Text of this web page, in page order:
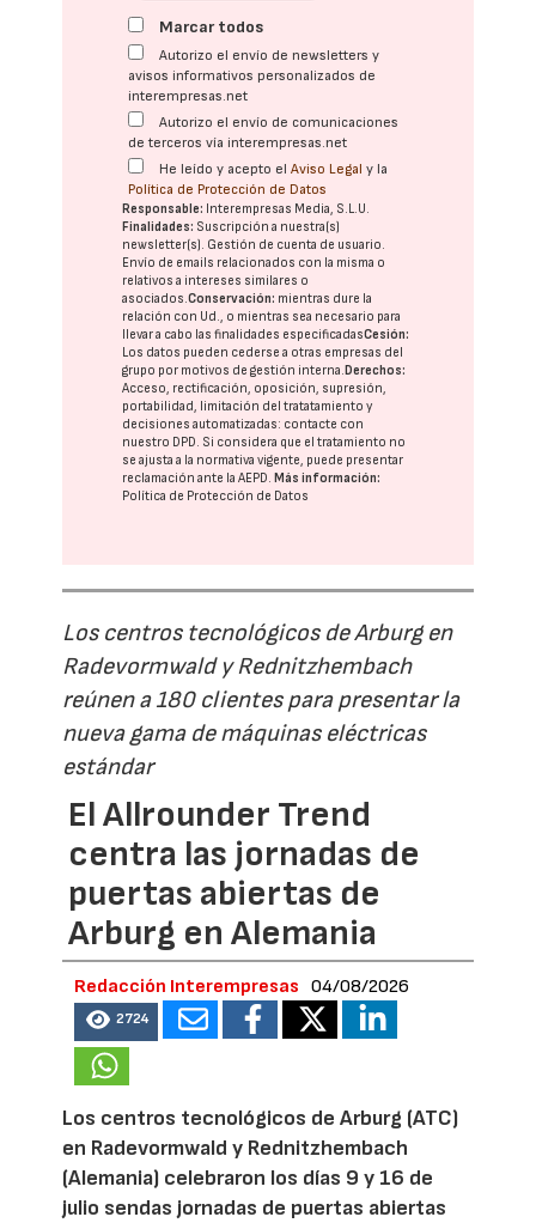
Marcar todos
Autorizo el envío de newsletters y
avisos informativos personalizados de
interempresas.net
Autorizo el envío de comunicaciones
de terceros vía interempresas.net
He leído y acepto elAviso Legal y la
Política de Protección de Datos
Responsable: Interempresas Media, S.L.U.
Finalidades: Suscripción a nuestra(s)
newsletter(s). Gestión de cuenta de usuario.
Envío de emails relacionados con la misma o
relativos a intereses similares o
asociados.Conservación: mientras dure la
relación con Ud., o mientras sea necesario para
llevar a cabo las finalidades especificadasCesión:
Los datos pueden cederse a otras empresas del
grupo por motivos de gestión interna. Derechos:
Acceso, rectificación, oposición, supresión,
portabilidad, limitación del tratatamiento y
decisiones automatizadas: contacte con
nuestro DPD. Si considera que el tratamiento no
se ajusta a la normativa vigente, puede presentar
reclamación ante laAEPD. Más información:
Política de Protección de Datos
Los centros tecnológicos de Arburg en
Radevormwald y Rednitzhembach
reúnen a 180 clientes para presentar la
nueva gama de máquinas eléctricas
estándar
El Allrounder Trend
centra las jornadas de
puertas abiertas de
Arburg en Alemania
Redacción Interempresas 04/08/2026
2724
Los centros tecnológicos de Arburg (ATC)
en Radevormwald y Rednitzhembach
(Alemania) celebraron los días 9 y 16 de
julio sendas jornadas de puertas abiertas